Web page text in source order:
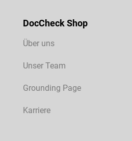
DocCheck Shop
Über uns
Unser Team
Grounding Page
Karriere